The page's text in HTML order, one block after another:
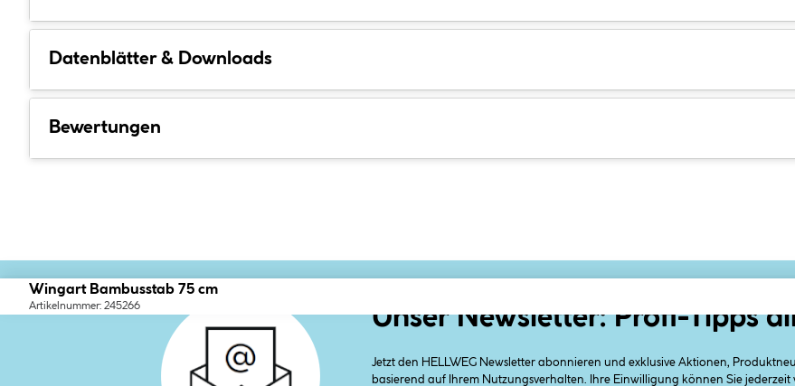
Datenblätter & Downloads
Bewertungen
Wingart Bambusstab 75 cm
Artikelnummer: 245266 Unser Newsletter: Profi-Tipps
Jetzt den HELLWEG Newsletter abonnieren und exklusive Aktionen,
basierend auf Ihrem Nutzungsverhalten. Ihre Einwilligung können Sie